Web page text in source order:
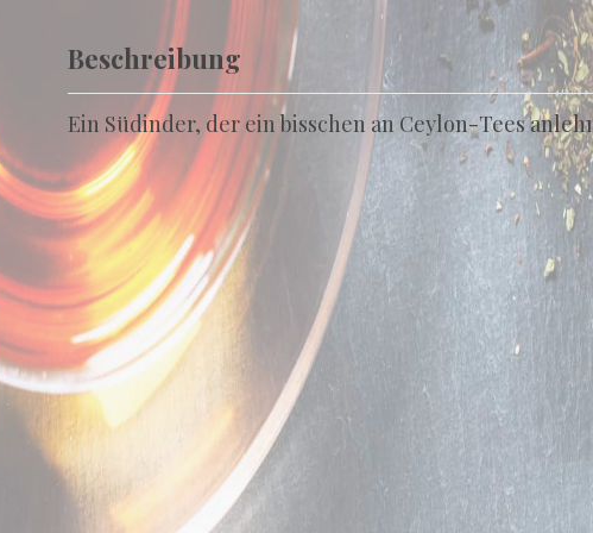
Beschreibung
Ein Südinder, der ein bisschen an Ceylon-Tees